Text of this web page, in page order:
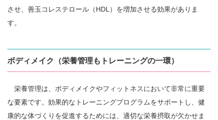
させ、善玉コレステロール（HDL）を増加させる効果がありま
す。
ボディメイク（栄養管理もトレーニングの一環）
栄養管理は、ボディメイクやフィットネスにおいて非常に重要
な要素です。効果的なトレーニングプログラムをサポートし、健
康的な体づくりを促進するためには、適切な栄養摂取が欠かせま